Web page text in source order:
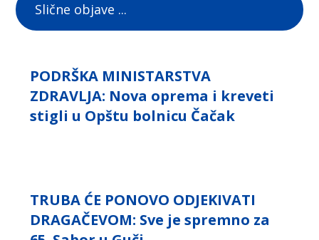
Slične objave ...
PODRŠKA MINISTARSTVA
ZDRAVLJA: Nova oprema i kreveti
stigli u Opštu bolnicu Čačak
TRUBA ĆE PONOVO ODJEKIVATI
DRAGAČEVOM: Sve je spremno za